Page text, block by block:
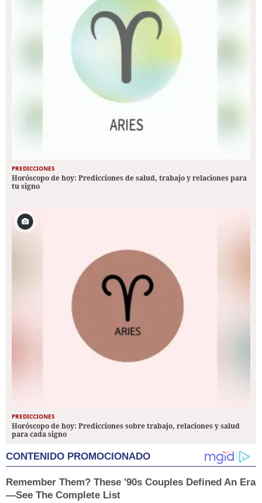
PREDICCIONES
Horóscopo de hoy: Predicciones de salud, trabajo y relaciones para
tu signo
PREDICCIONES
Horóscopo de hoy: Predicciones sobre trabajo, relaciones y salud
para cada signo
CONTENIDO PROMOCIONADO
Remember Them? These '90s Couples Defined An Era
—See The Complete List